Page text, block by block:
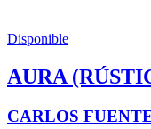
Disponible
AURA
CARLOS